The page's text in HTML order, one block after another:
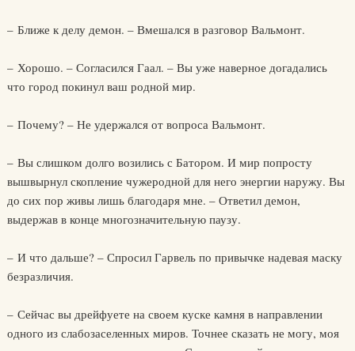
– Ближе к делу демон. – Вмешался в разговор Вальмонт.
– Хорошо. – Согласился Гаал. – Вы уже наверное догадались
что город покинул ваш родной мир.
– Почему? – Не удержался от вопроса Вальмонт.
– Вы слишком долго возились с Батором. И мир попросту
вышвырнул скопление чужеродной для него энергии наружу. Вы
до сих пор живы лишь благодаря мне. – Ответил демон,
выдержав в конце многозначительную паузу.
– И что дальше? – Спросил Гарвель по привычке надевая маску
безразличия.
– Сейчас вы дрейфуете на своем куске камня в направлении
одного из слабозаселенных миров. Точнее сказать не могу, моя